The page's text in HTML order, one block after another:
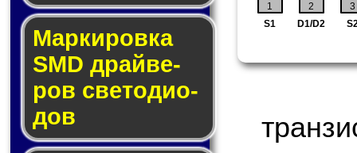
Маркировка
SMD драй­ве­
ров све­то­ди­о­
дов
1 2 3
S1 D1/D2